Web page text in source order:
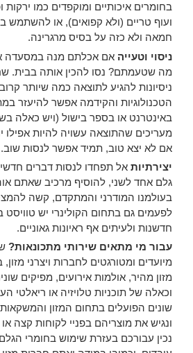
בחומרים איכותיים ומוקפדים כמו
ועוף טריים (ולא קפואים), או להשתמש
חמאה ולא כזה על בסיס מרגרינה.
ניסוי וטעייה אם אכלתם מנה במסעדה
מה שטעמתם? נסו להכין אותה בבית.
ניסיונות להגיע לתוצאה כמה שיותר
הטכנולוגיות והקידמה אפשר להיעזר
באינטרנט או בספר בישול (ויש כאלה
מעריכים שהתוצאה עשויה להיות אפילו
אם לא יצא טוב, תמיד אפשר לנסות שוב.
יצירתיות אל תפחדו לנסות דברים
גלם אחד לשני, להוסיף מרכיב שאתם
בעולמנו המודרני והמתקדם, קשה
לפעמים גם בתחום הקולינרי יש טוויסט
חדשנות ולעיתים אף ראיונות גאוניים.
עבור מי מתאים שירותי מתכונאות?
מיועדים ומטורגטים לחברות ויצרני
מזון מהיר, אולמות אירועים, מפיקים
וכאלה של תוכניות טלויזיה או ריאלטי
שונים הפועלים בתחום המזון והמשקאות.
ונגיש את מוצריהם בפניי לקוחות קצה
נכין עבורכם בעזרת שימוש בחומרי